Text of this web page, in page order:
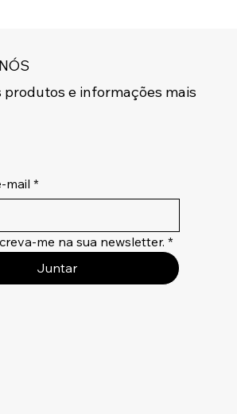
produtos e informações mais
mail *
me na sua newsletter. *
Juntar